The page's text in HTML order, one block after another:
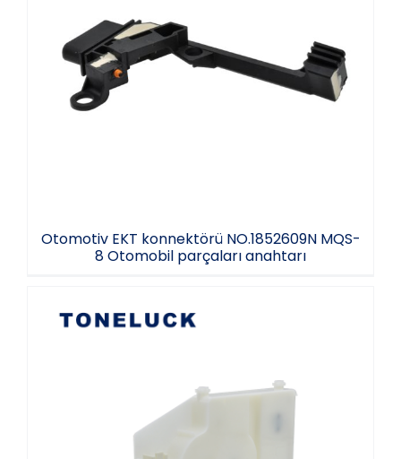
Otomotiv EKT konnektörü NO.1852609N
MQS-8 Otomobil parçaları anahtarı
Otomotiv EKT konnektörü NO.1852609N MQS-
8 Otomobil parçaları anahtarı